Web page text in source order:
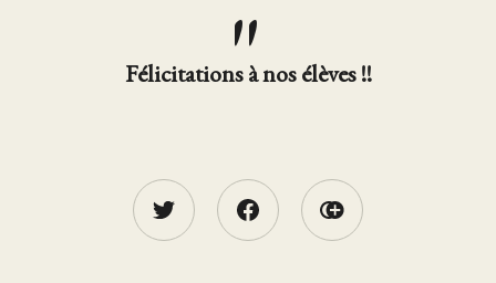
Félicitations à nos élèves !!